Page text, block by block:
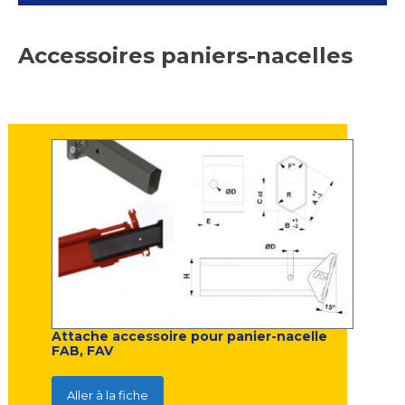
Accessoires paniers-nacelles
Attache accessoire pour panier-nacelle
FAB, FAV
Aller à la fiche